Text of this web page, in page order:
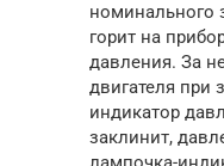
номинального
горит на
давления. За
двигателя при
индикатор
заклинит,